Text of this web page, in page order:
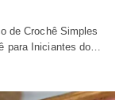
de Crochê Simples
para Iniciantes do…